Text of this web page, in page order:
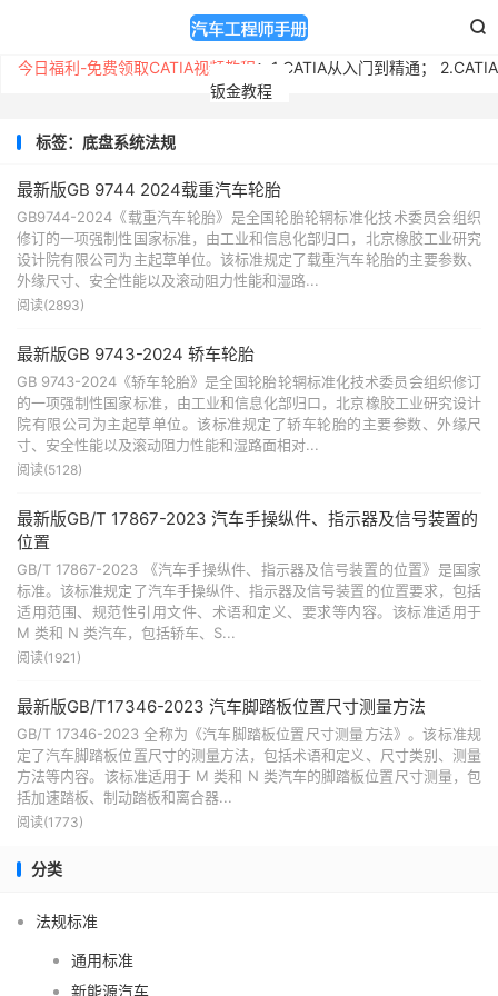

今日福利-免费领取CATIA视频教程： 1.CATIA从入门到精通； 2.CATIA
钣金教程
标签：底盘系统法规
最新版GB 9744 2024载重汽车轮胎
GB9744-2024《载重汽车轮胎》是全国轮胎轮辋标准化技术委员会组织
修订的一项强制性国家标准，由工业和信息化部归口，北京橡胶工业研究
设计院有限公司为主起草单位。该标准规定了载重汽车轮胎的主要参数、
外缘尺寸、安全性能以及滚动阻力性能和湿路...
阅读(2893)
最新版GB 9743-2024 轿车轮胎
GB 9743-2024《轿车轮胎》是全国轮胎轮辋标准化技术委员会组织修订
的一项强制性国家标准，由工业和信息化部归口，北京橡胶工业研究设计
院有限公司为主起草单位。该标准规定了轿车轮胎的主要参数、外缘尺
寸、安全性能以及滚动阻力性能和湿路面相对...
阅读(5128)
最新版GB/T 17867-2023 汽车手操纵件、指示器及信号装置的
位置
GB/T 17867-2023 《汽车手操纵件、指示器及信号装置的位置》是国家
标准。该标准规定了汽车手操纵件、指示器及信号装置的位置要求，包括
适用范围、规范性引用文件、术语和定义、要求等内容。该标准适用于
M 类和 N 类汽车，包括轿车、S...
阅读(1921)
最新版GB/T17346-2023 汽车脚踏板位置尺寸测量方法
GB/T 17346-2023 全称为《汽车脚踏板位置尺寸测量方法》。该标准规
定了汽车脚踏板位置尺寸的测量方法，包括术语和定义、尺寸类别、测量
方法等内容。该标准适用于 M 类和 N 类汽车的脚踏板位置尺寸测量，包
括加速踏板、制动踏板和离合器...
阅读(1773)
分类
法规标准
通用标准
新能源汽车